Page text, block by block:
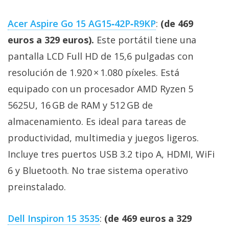
Acer Aspire Go 15 AG15‑42P‑R9KP: (de 469
euros a 329 euros). Este portátil tiene una
pantalla LCD Full HD de 15,6 pulgadas con
resolución de 1.920 × 1.080 píxeles. Está
equipado con un procesador AMD Ryzen 5
5625U, 16 GB de RAM y 512 GB de
almacenamiento. Es ideal para tareas de
productividad, multimedia y juegos ligeros.
Incluye tres puertos USB 3.2 tipo A, HDMI, WiFi
6 y Bluetooth. No trae sistema operativo
preinstalado.
Dell Inspiron 15 3535: (de 469 euros a 329